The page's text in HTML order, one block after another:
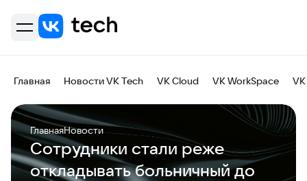
Главная Новости VK Tech VK Cloud VK WorkSpace VK
ГлавнаяНовости
Сотрудники стали реже
откладывать больничный до